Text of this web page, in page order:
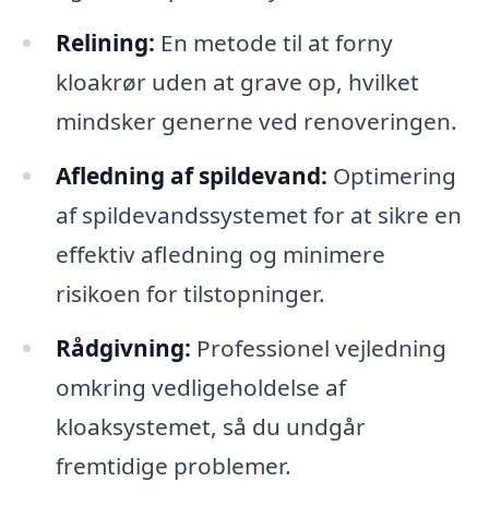
Relining: En metode til at forny
kloakrør uden at grave op, hvilket
mindsker generne ved renoveringen.
Afledning af spildevand: Optimering
af spildevandssystemet for at sikre en
effektiv afledning og minimere
risikoen for tilstopninger.
Rådgivning: Professionel vejledning
omkring vedligeholdelse af
kloaksystemet, så du undgår
fremtidige problemer.